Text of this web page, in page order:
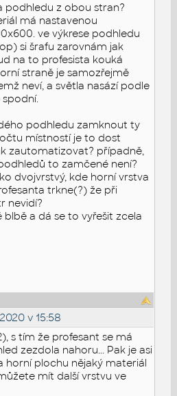
podhledu z obou stran?
má nastavenou
ve výkrese podhledu
si šrafu zarovnám jak
na to profesista kouká
straně je samozřejmě
neví, a světla nasází podle
spodní.
podhledu zamknout ty
místností je to dost
zautomatizovat? případně,
to zamčené není?
dvojvrstvý, kde horní vrstva
trkne(?) že při
nevidí?
a dá se to vyřešit zcela
v 15:58
s tím že profesant se má
zezdola nahoru... Pak je asi
horní plochu nějaký materiál
mít další vrstvu ve